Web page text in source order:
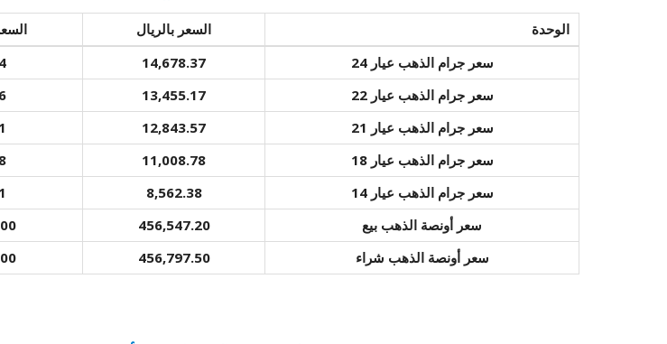
الوحدة السعر بالريال
سعر جرام الذهب عيار 24
14,678.37
سعر جرام الذهب عيار 22
13,455.17
سعر جرام الذهب عيار 21
12,843.57
سعر جرام الذهب عيار 18
11,008.78
سعر جرام الذهب عيار 14
8,562.38
سعر أونصة الذهب بيع
456,547.20
سعر أونصة الذهب شراء
456,797.50